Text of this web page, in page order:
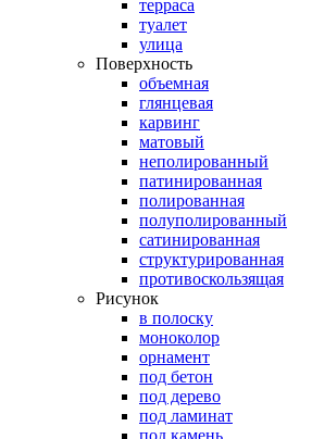
терраса
туалет
улица
Поверхность
объемная
глянцевая
карвинг
матовый
неполированный
патинированная
полированная
полуполированный
сатинированная
структурированная
противоскользящая
Рисунок
в полоску
моноколор
орнамент
под бетон
под дерево
под ламинат
под камень